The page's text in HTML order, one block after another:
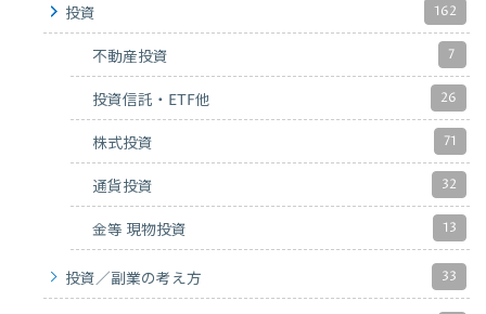
投資 162
不動産投資 7
投資信託・ETF他 26
株式投資 71
通貨投資 32
金等 現物投資 13
投資／副業の考え方 33